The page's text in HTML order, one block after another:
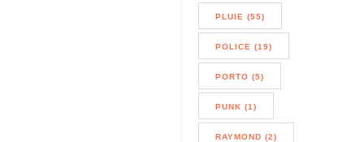
PLUIE (55)
POLICE (19)
PORTO (5)
PUNK (1)
RAYMOND (2)